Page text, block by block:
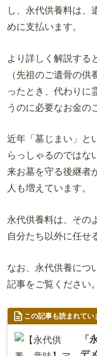
し、永代供養料は、
めに支払います。
より詳しく解説する
（先祖のご遺骨の
ったとき、代わりに
うのに必要なお金の
近年「墓じまい」と
らっしゃるのではな
来お墓を守る後継者
人も増えています。
永代供養料は、その
自分たち以外に任せ
なお、永代供養につ
記事をご覧ください。
この記事も読まれてい
「